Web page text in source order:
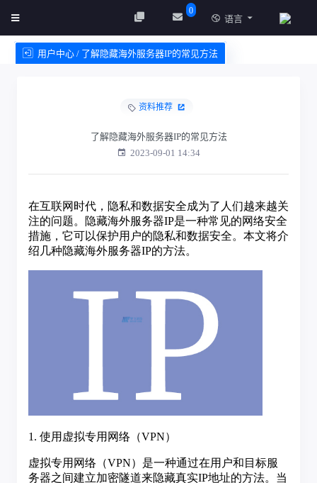
0
语言
用户中心 / 了解隐藏海外服务器IP的常见方法
资料推荐
了解隐藏海外服务器IP的常见方法
2023-09-01 14:34